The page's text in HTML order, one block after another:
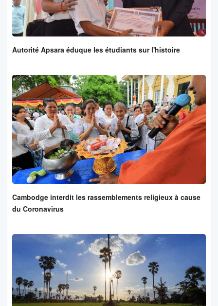
Autorité Apsara éduque les étudiants sur l'histoire
Cambodge interdit les rassemblements religieux à cause
du Coronavirus